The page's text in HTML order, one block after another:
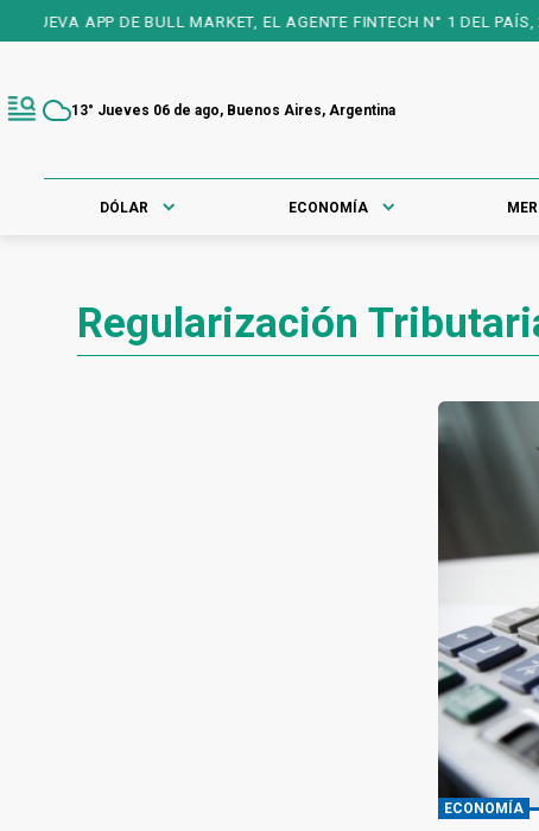
APP DE BULL MARKET, EL AGENTE FINTECH N° 1 DEL PAÍS, 25
13° Jueves 06 de ago, Buenos Aires, Argentina
DÓLAR ECONOMÍA
Regularización
ECONOMÍA